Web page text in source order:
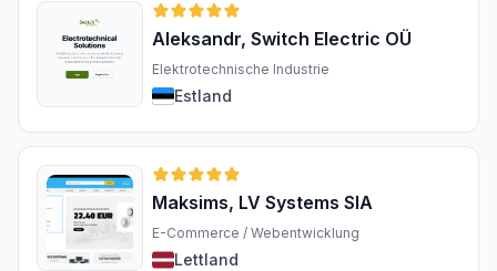
Aleksandr, Switch Electric OÜ
Elektrotechnische Industrie
Estland
Maksims, LV Systems SIA
E-Commerce / Webentwicklung
Lettland